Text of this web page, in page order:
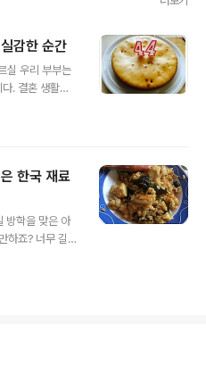
감한 순간
실 우리 부부는
. 결혼 생활은
^^; 아~~ 땀 나
외국인이라는
다를 뿐 살다
그냥 무의식적
면 참 신기합니
이 없는..
한국 재료
방학을 맞은 아
하죠? 너무 길어
력과 호기심
도 되고 그렇습
지 않은 산또르